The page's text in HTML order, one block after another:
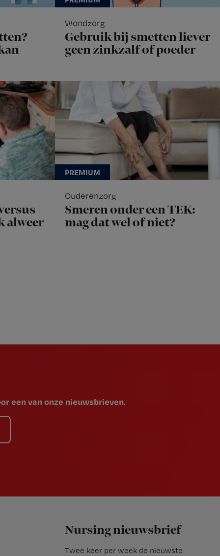
Wondzorg
Gebruik bij smetten liever
geen zinkzalf of poeder
alweer
Ouderenzorg
Smeren onder een TEK:
mag dat wel of niet?
een van onze nieuwsbrieven.
Nursing nieuwsbrief
Twee keer per week de nieuwste